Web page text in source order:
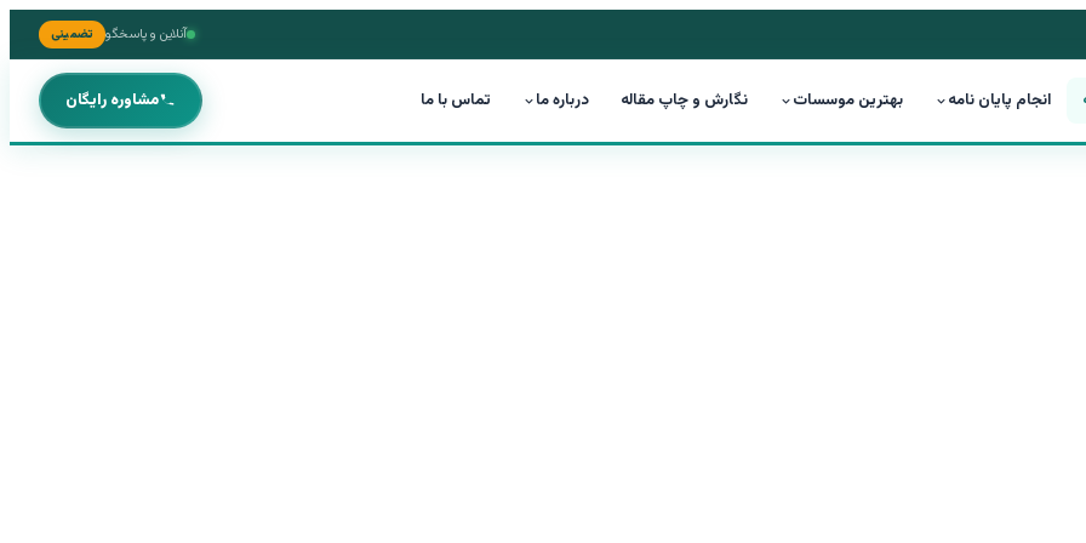
آنلاین و پاسخگو تضمینی
انجام پایان نامه بهترین موسسات نگارش و چاپ مقاله درباره ما تماس با ما مشاوره رایگان